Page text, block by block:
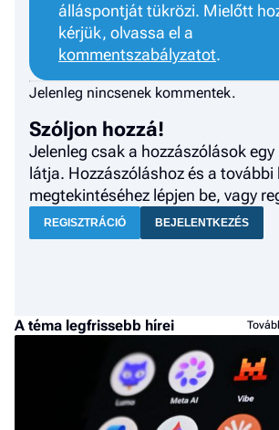
álláspontját tükrözi. Mielőtt
kérjük, olvassa el a
kommentszabályzatot.
Jelenleg nincsenek kommentek.
Szóljon hozzá!
Jelenleg csak a hozzászólások egy
látja. Hozzászóláshoz és a
megtekintéséhez lépjen be, vagy
REGISZTRÁCIÓ BEJELENTKEZÉS
A téma legfrissebb hírei